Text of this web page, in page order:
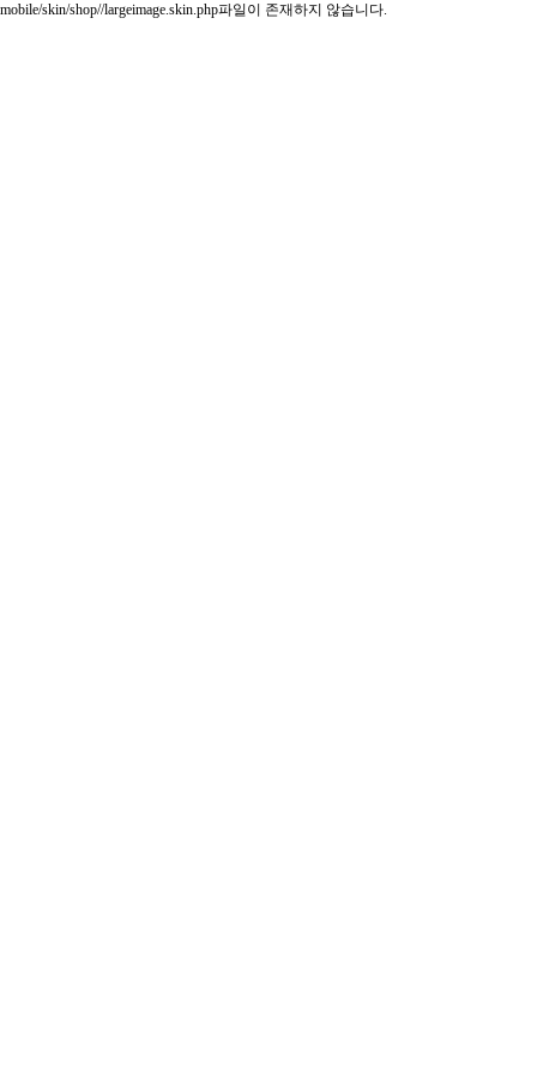
mobile/skin/shop//largeimage.skin.php파일이 존재하지 않습니다.